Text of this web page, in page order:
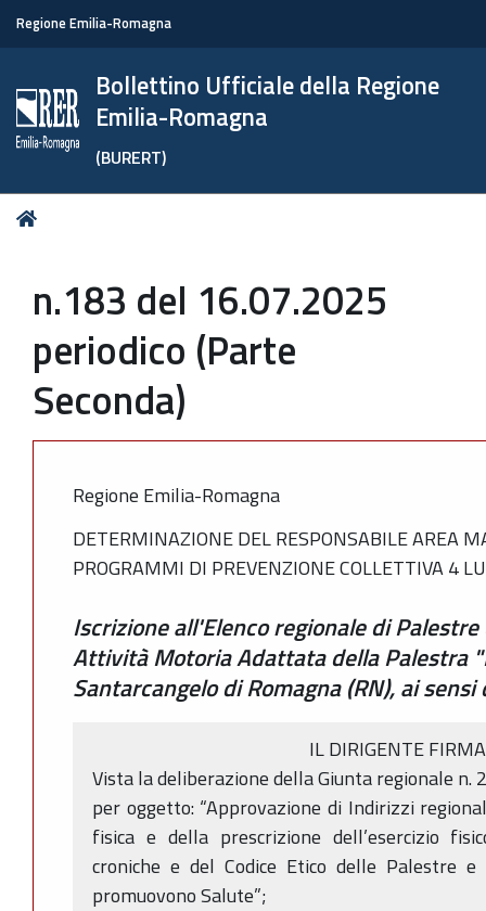
Regione Emilia-Romagna
Bollettino Ufficiale della Regione
Emilia-Romagna
(BURERT)
Tu
n.183 del 16.07.2025
periodico (Parte
Seconda)
Regione Emilia-Romagna
DETERMINAZIONE DEL RESPONSABILE AREA
PROGRAMMI DI PREVENZIONE COLLETTIVA 4
Iscrizione all'Elenco regionale di
Attività Motoria Adattata della Palestra
Santarcangelo di Romagna (RN), ai
IL DIRIGENTE
Vista la deliberazione della Giunta regionale n.
per oggetto: “Approvazione di Indirizzi
fisica e della prescrizione dell’esercizio
croniche e del Codice Etico delle Palestre
promuovono Salute”;